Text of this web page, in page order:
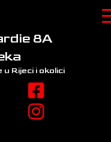
8A
u Rijeci i okolici